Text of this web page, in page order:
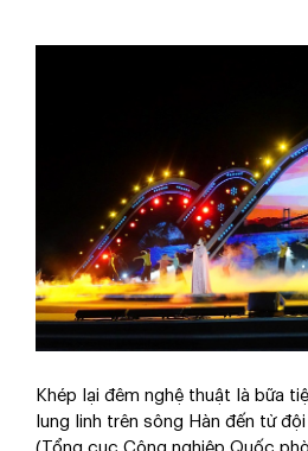
Khép lại đêm nghệ thuật là bữa
lung linh trên sông Hàn đến từ